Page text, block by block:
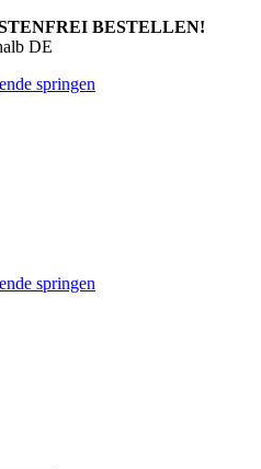
BESTELLEN!
DE
springen
springen